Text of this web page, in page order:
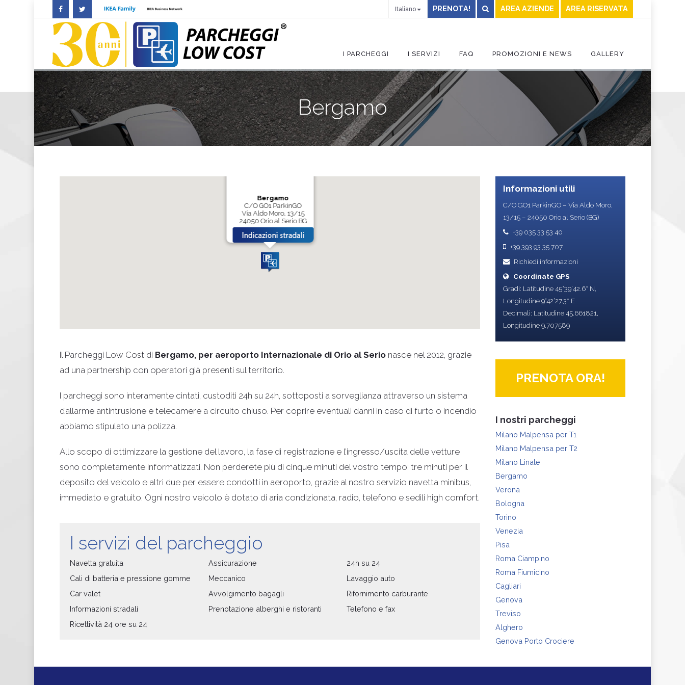
PRENOTA! AREA AZIENDE AREA RISERVATA
Italiano
I PARCHEGGI I SERVIZI FAQ PROMOZIONI E NEWS GALLERY
CONTATTI
Bergamo
Bergamo
C/O GO1 ParkinGO
Via Aldo Moro, 13/15
24050 Orio al Serio BG
Il Parcheggi Low Cost di Bergamo, per aeroporto Internazionale di Orio al Serio nasce nel 2012, grazie
ad una partnership con operatori già presenti sul territorio.
I parcheggi sono interamente cintati, custoditi 24h su 24h, sottoposti a sorveglianza attraverso un sistema
d’allarme antintrusione e telecamere a circuito chiuso. Per coprire eventuali danni in caso di furto o incendio
abbiamo stipulato una polizza.
Allo scopo di ottimizzare la gestione del lavoro, la fase di registrazione e l’ingresso/uscita delle vetture
sono completamente informatizzati. Non perderete più di cinque minuti del vostro tempo: tre minuti per il
deposito del veicolo e altri due per essere condotti in aeroporto, grazie al nostro servizio navetta minibus,
immediato e gratuito. Ogni nostro veicolo è dotato di aria condizionata, radio, telefono e sedili high comfort.
I servizi del parcheggio
Navetta gratuita Assicurazione
24h su 24
Cali di batteria e pressione gomme
Meccanico
Lavaggio auto
Car valet
Avvolgimento bagagli
Rifornimento carburante
Informazioni stradali
Prenotazione alberghi e ristoranti
Telefono e fax
Ricettività 24 ore su 24
Informazioni utili
C/O GO1 ParkinGO – Via Aldo Moro,
13/15 – 24050 Orio al Serio (BG)
+39 035 33 53 40
+39 393 93 35 707
Richiedi informazioni
Coordinate GPS
Gradi: Latitudine 45°39’42.6″ N,
Longitudine 9°42’27.3″ E
Decimali: Latitudine 45.661821,
Longitudine 9.707589
PRENOTA ORA!
I nostri parcheggi
Milano Malpensa per T1
Milano Malpensa per T2
Milano Linate
Bergamo
Verona
Bologna
Torino
Venezia
Pisa
Roma Ciampino
Roma Fiumicino
Cagliari
Genova
Treviso
Alghero
Genova Porto Crociere